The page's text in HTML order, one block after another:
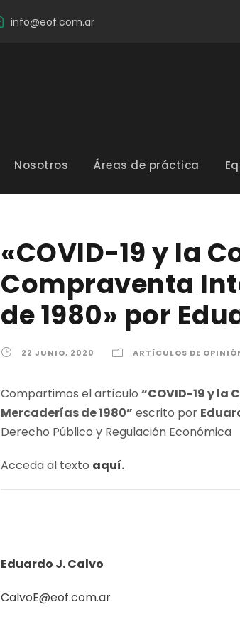
info@eof.com.ar
Nosotros Áreas de práctica
«COVID-19 y la
Compraventa
de 1980» por
22 JUNIO, 2020 ARTÍCULOS DE
Compartimos el artículo “COVID-19 y
Mercaderías de 1980” escrito por
Derecho Público y Regulación Económica
Acceda al texto aquí.
Eduardo J. Calvo
CalvoE@eof.com.ar